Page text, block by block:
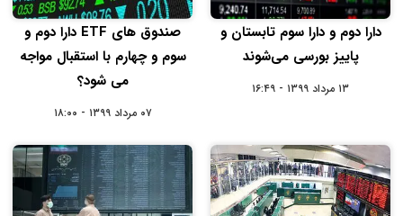
دارا دوم و دارا سوم تابستان و
پاییز بورسی می‌شوند
۱۳ مرداد ۱۳۹۹ - ۱۶:۴۹
صندوق های ETF دارا دوم و
سوم و چهارم با استقبال مواجه
می شود؟
۰۷ مرداد ۱۳۹۹ - ۱۸:۰۰